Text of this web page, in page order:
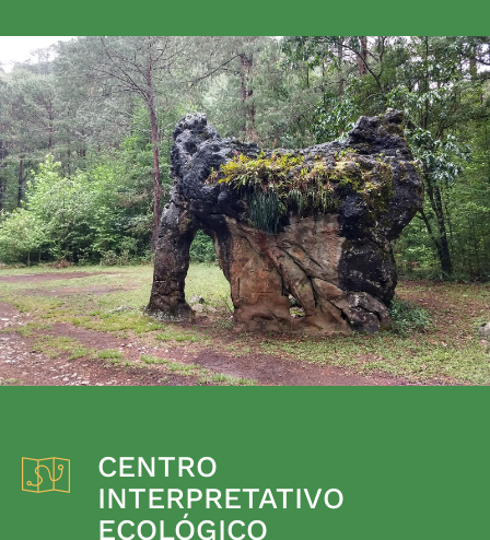
CENTRO
INTERPRETATIVO
ECOLÓGICO